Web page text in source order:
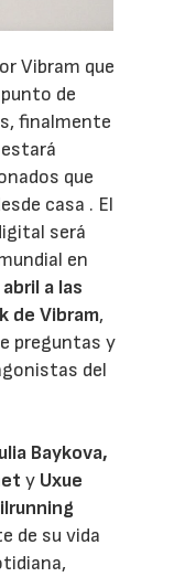
Vibram que
de
finalmente
que
casa . El
será
en
a las
de Vibram,
preguntas y
del
Baykova,
y Uxue
de su vida